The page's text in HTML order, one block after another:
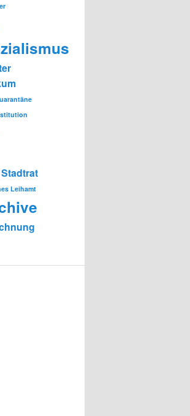
Stadtrat
Leihamt